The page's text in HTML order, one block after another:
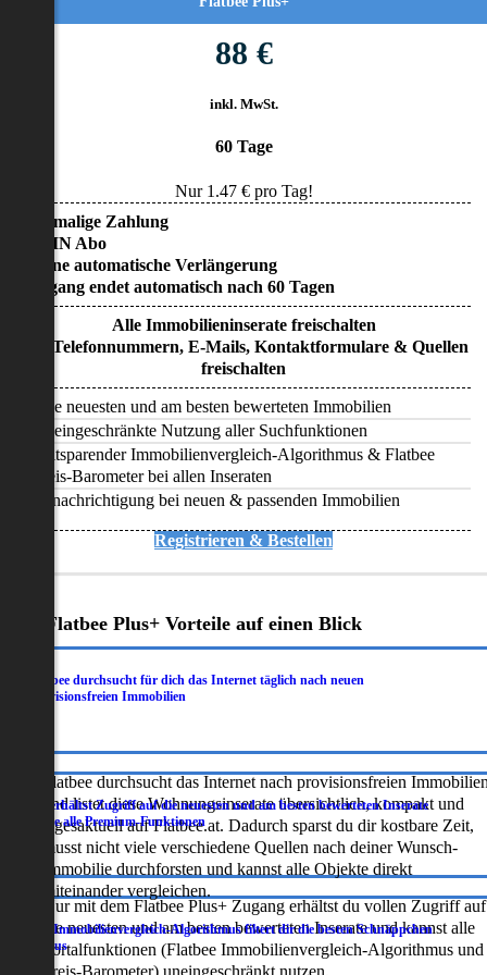
88 €
inkl. MwSt.
60 Tage
Nur 1.47€ pro Tag!
• Einmalige Zahlung
• KEIN Abo
• Keine automatische Verlängerung
• Zugang endet automatisch nach 60 Tagen
Alle Immobilieninserate freischalten
Alle Telefonnummern, E-Mails, Kontaktformulare & Quellen
freischalten
Alle neuesten und am besten bewerteten Immobilien
Uneingeschränkte Nutzung aller Suchfunktionen
Zeitsparender Immobilienvergleich-Algorithmus & Flatbee
Preis-Barometer bei allen Inseraten
Benachrichtigung bei neuen & passenden Immobilien
Registrieren & Bestellen
Flatbee Plus+ Vorteile auf einen Blick
Flatbee durchsucht für dich das Internet täglich nach neuen
provisionsfreien Immobilien
Flatbee durchsucht das Internet nach provisionsfreien
und listet diese Wohnungsinserate übersichtlich, kompakt und
tagesaktuell auf Flatbee.at. Dadurch sparst du dir kostbare Zeit,
musst nicht viele verschiedene Quellen nach deiner Wunsch-
Immobilie durchforsten und kannst alle Objekte direkt
miteinander vergleichen.
Du erhältst Zugriff auf die neuesten und am besten bewerteten Inserate
sowie alle Premium-Funktionen
Nur mit dem Flatbee Plus+ Zugang erhältst du vollen Zugriff auf
die neuesten und am besten bewerteten Inserate und kannst alle
Portalfunktionen (Flatbee Immobilienvergleich-Algorithmus und
Der Immobilienvergleich-Algorithmus filtert dir die besten Schnäppchen
heraus